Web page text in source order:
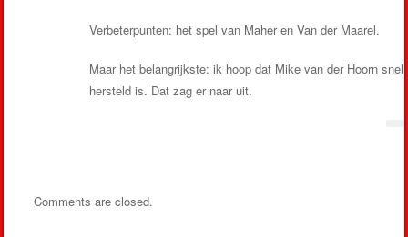
Verbeterpunten: het spel van Maher en Van der Maarel.
Maar het belangrijkste: ik hoop dat Mike van der Hoorn snel
hersteld is. Dat zag er naar uit.
Comments are closed.